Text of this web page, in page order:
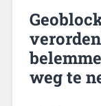
weg te